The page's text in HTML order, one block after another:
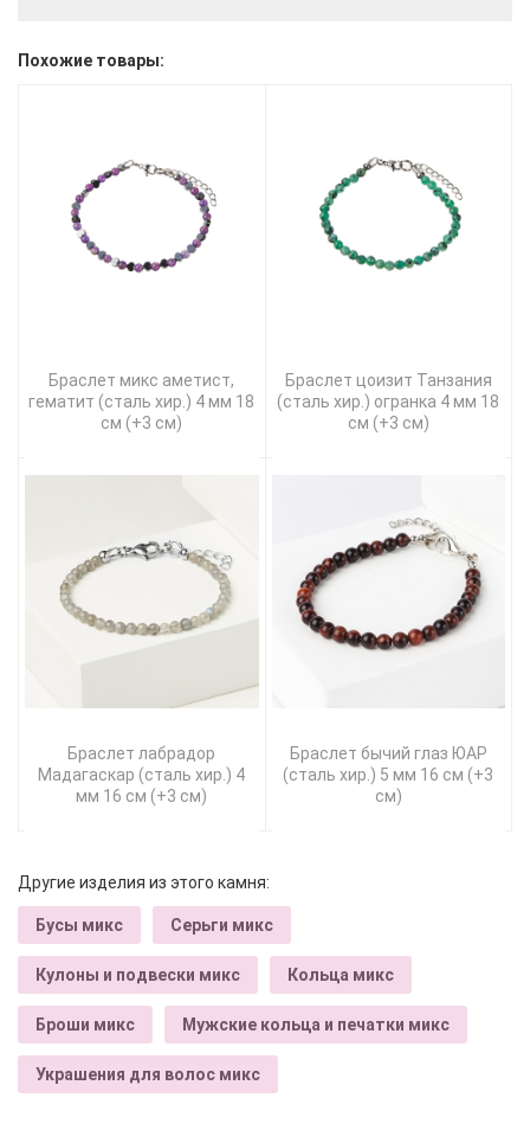
Похожие товары:
Браслет микс аметист,
гематит (сталь хир.) 4 мм 18
см (+3 см)
Браслет цоизит Танзания
(сталь хир.) огранка 4 мм 18
см (+3 см)
Браслет лабрадор
Мадагаскар (сталь хир.) 4
мм 16 см (+3 см)
Браслет бычий глаз ЮАР
(сталь хир.) 5 мм 16 см (+3
см)
Другие изделия из этого камня:
Бусы микс Серьги микс
Кулоны и подвески микс Кольца микс
Броши микс Мужские кольца и печатки микс
Украшения для волос микс